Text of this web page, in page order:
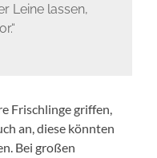
Leine lassen,
Frischlinge griffen,
an, diese könnten
Bei großen